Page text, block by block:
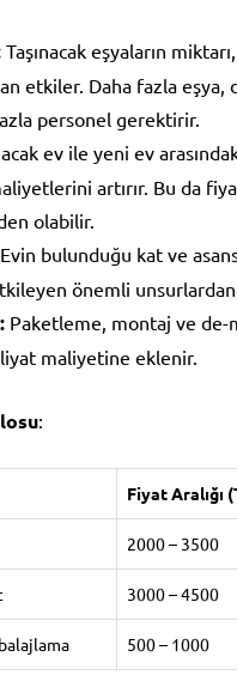
Taşınacak eşyaların
etkiler. Daha fazla eşya,
personel gerektirir.
ev ile yeni ev
artırır. Bu da
olabilir.
Evin bulunduğu kat ve
önemli
Paketleme, montaj ve de-
maliyetine eklenir.
:
Fiyat Aralığı
2000 – 3500
3000 – 4500
500 – 1000